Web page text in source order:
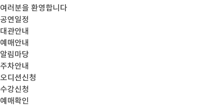
여러분을 환영합니다
공연일정
대관안내
예매안내
알림마당
주차안내
오디션신청
수강신청
예매확인